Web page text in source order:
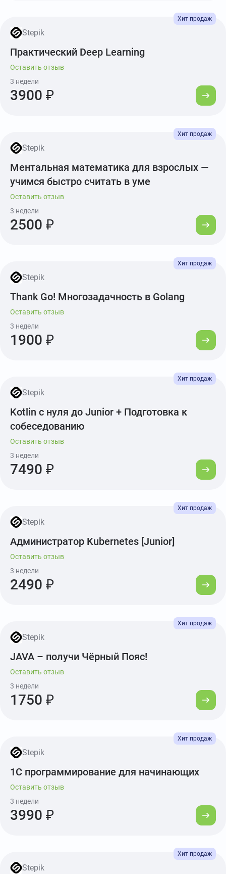
содержание и сложность
материалов подстраиваются
Stepik
Практический Deep Learning
Оставить отзыв
3 недели
3900 ₽
Stepik
Ментальная математика для взрослых —
учимся быстро считать в уме
Оставить отзыв
3 недели
2500 ₽
Stepik
Thank Go! Многозадачность в Golang
Оставить отзыв
3 недели
1900 ₽
Stepik
Kotlin с нуля до Junior + Подготовка к
собеседованию
Оставить отзыв
3 недели
7490 ₽
Stepik
Администратор Kubernetes [Junior]
Оставить отзыв
3 недели
2490 ₽
Stepik
JAVA – получи Чёрный Пояс!
Оставить отзыв
3 недели
1750 ₽
Stepik
1С программирование для начинающих
Оставить отзыв
3 недели
3990 ₽
Stepik